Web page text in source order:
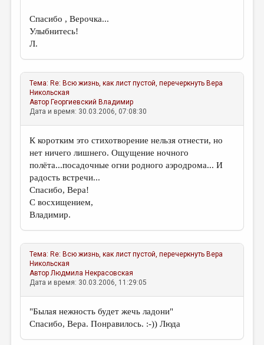
Спасибо , Верочка...
Улыбнитесь!
Л.
Тема: Re: Всю жизнь, как лист пустой, перечеркнуть Вера
Никольская
Автор Георгиевский Владимир
Дата и время: 30.03.2006, 07:08:30
К коротким это стихотворение нельзя отнести, но
нет ничего лишнего. Ощущение ночного
полёта...посадочные огни родного аэродрома... И
радость встречи...
Спасибо, Вера!
С восхищением,
Владимир.
Тема: Re: Всю жизнь, как лист пустой, перечеркнуть Вера
Никольская
АвторЛюдмила Некрасовская
Дата и время: 30.03.2006, 11:29:05
"Былая нежность будет жечь ладони"
Спасибо, Вера. Понравилось. :-)) Люда